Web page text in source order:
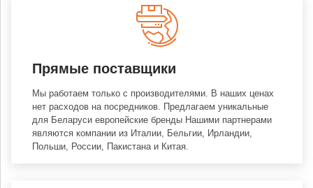
Прямые поставщики
Мы работаем только с производителями. В наших ценах
нет расходов на посредников. Предлагаем уникальные
для Беларуси европейские бренды Нашими партнерами
являются компании из Италии, Бельгии, Ирландии,
Польши, России, Пакистана и Китая.